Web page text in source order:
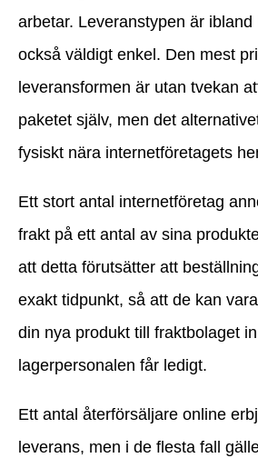
arbetar. Leveranstypen är ibland
också väldigt enkel. Den mest
leveransformen är utan tvekan
paketet själv, men det
fysiskt nära internetföretagets
Ett stort antal internetföretag
frakt på ett antal av sina
att detta förutsätter att
exakt tidpunkt, så att de kan
din nya produkt till fraktbolaget
lagerpersonalen får ledigt.
Ett antal återförsäljare online
leverans, men i de flesta fall